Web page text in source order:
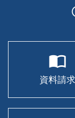
2025年5月
2025年4月
2025年3月
2025年2月
import_contacts
資料請求